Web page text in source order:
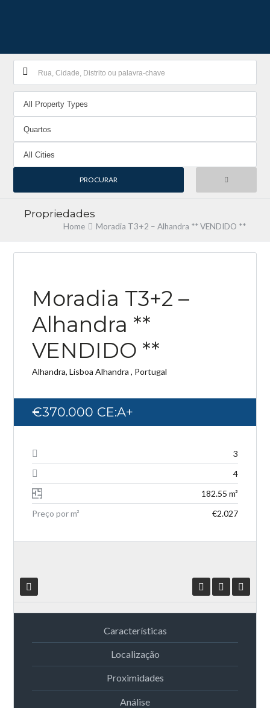
Log in
it takes less than a minute.
Propriedades
Home Moradia T3+2 – Alhandra ** VENDIDO **
Moradia T3+2 –
Alhandra **
VENDIDO **
Alhandra, Lisboa Alhandra , Portugal
€370.000 CE:A+
3
4
182.55 m²
Preço por m²
€2.027
Características
Localização
Proximidades
Análise